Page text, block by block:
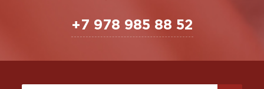
+7 978 985 88 52